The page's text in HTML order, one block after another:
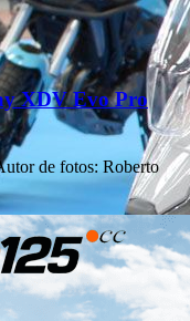
XDV Evo Pro
de fotos: Roberto